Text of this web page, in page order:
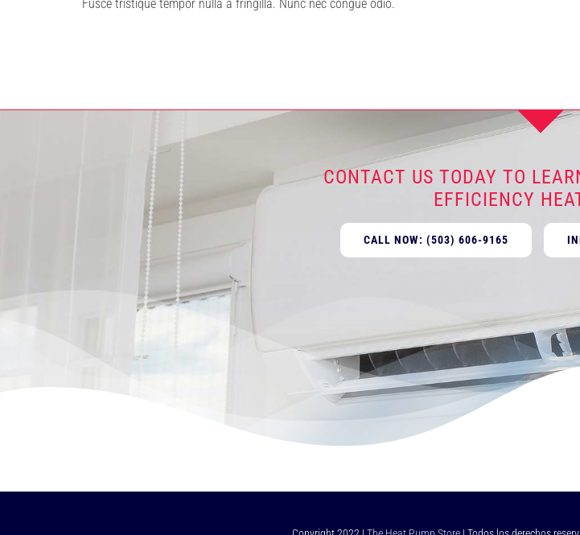
Fusce tristique tempor nulla a fringilla. Nunc nec congue odio.
CONTACT US TODAY TO
EFFICIENCY
CALL NOW: (503) 606-9165